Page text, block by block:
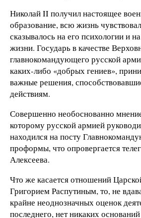
Николай II получил настоящее
образование, всю жизнь
сказывалось на его психологии и
жизни. Государь в качестве
главнокомандующего русской
каких-либо «добрых гениев»,
важные решения,
действиям.
Совершенно необоснованно
которому русской армией
находился на посту
проформы, что опровергается
Алексеева.
Что же касается отношений
Григорием Распутиным, то, не
крайне неоднозначных оценок
последнего, нет никаких